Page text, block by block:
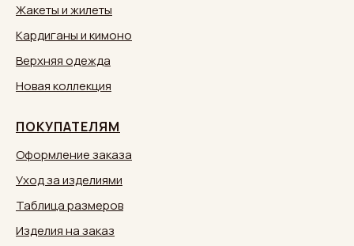
Жакеты и жилеты
Кардиганы и кимоно
Верхняя одежда
Новая коллекция
ПОКУПАТЕЛЯМ
Оформление заказа
Уход за изделиями
Таблица размеров
Изделия на заказ